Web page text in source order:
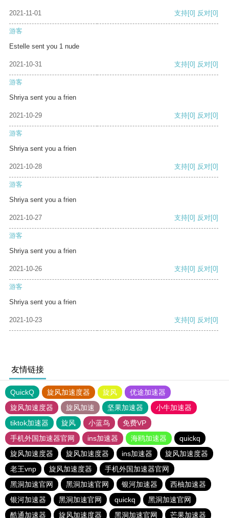
2021-11-01 支持[0] 反对[0]
游客
Estelle sent you 1 nude
2021-10-31 支持[0] 反对[0]
游客
Shriya sent you a frien
2021-10-29 支持[0] 反对[0]
游客
Shriya sent you a frien
2021-10-28 支持[0] 反对[0]
游客
Shriya sent you a frien
2021-10-27 支持[0] 反对[0]
游客
Shriya sent you a frien
2021-10-26 支持[0] 反对[0]
游客
Shriya sent you a frien
2021-10-23 支持[0] 反对[0]
友情链接
QuickQ 旋风加速度器 旋风
优途加速器
旋风加速度器
旋风加速 坚果加速器
小牛加速器
tiktok加速器
旋风 小蓝鸟
免费VP
手机外国加速器官网
ins加速器 海鸥加速器
quickq
旋风加速度器
旋风加速度器 ins加速器
旋风加速度器
老王vnp
旋风加速度器
手机外国加速器官网
黑洞加速官网
黑洞加速官网 银河加速器
西柚加速器
银河加速器
黑洞加速官网 quickq
黑洞加速官网
酷通加速器
旋风加速度器 黑洞加速官网 芒果加速器